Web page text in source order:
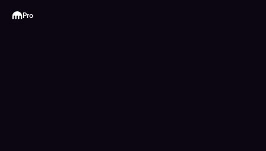
Kraken
Pro